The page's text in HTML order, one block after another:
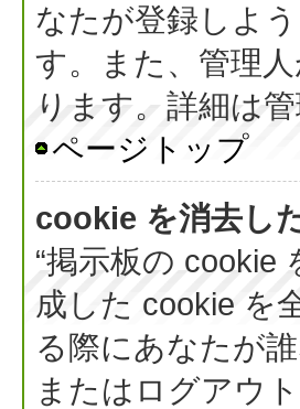
なたが登録しよ
す。また、管理
ります。詳細は
ページトップ
cookie を消去し
“掲示板の cookie
成した cookie を
る際にあなたが
またはログアウ